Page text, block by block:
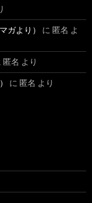
ガより） に 匿名 よ
匿名 より
に 匿名 より